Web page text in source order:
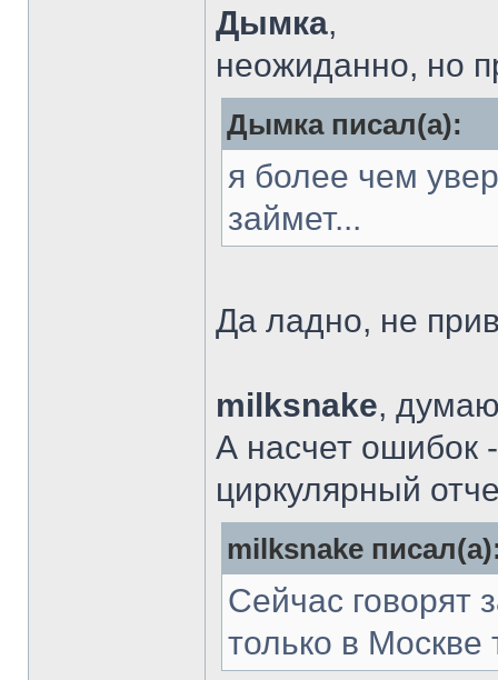
Дымка,
неожиданно, но
Дымка писал(а):
я более чем
займет...
Да ладно, не
milksnake,
А насчет ошибок
циркулярный
milksnake
Сейчас говорят
только в Москве